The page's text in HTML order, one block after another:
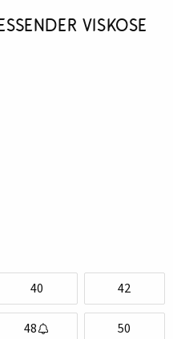
Viskose
40 42
48 50